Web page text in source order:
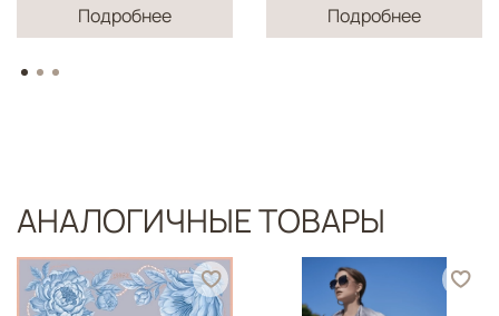
Подробнее
Подробнее
АНАЛОГИЧНЫЕ ТОВАРЫ